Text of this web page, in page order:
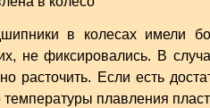
в колесах имели
не фиксировались. В
расточить. Если есть
температуры плавления